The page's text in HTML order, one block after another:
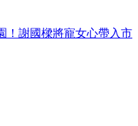
！謝國樑將寵女心帶入市